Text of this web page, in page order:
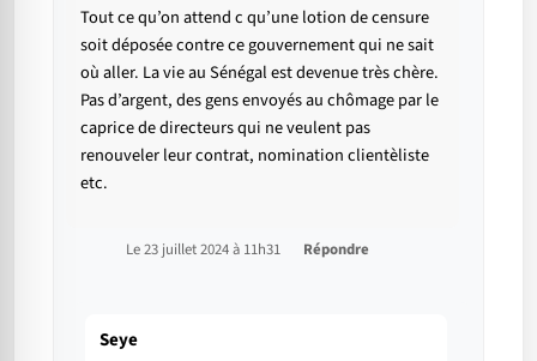
Tout ce qu’on attend c qu’une lotion de censure
soit déposée contre ce gouvernement qui ne sait
où aller. La vie au Sénégal est devenue très chère.
Pas d’argent, des gens envoyés au chômage par le
caprice de directeurs qui ne veulent pas
renouveler leur contrat, nomination clientèliste
etc.
Le 23 juillet 2024 à 11h31 Répondre
Seye